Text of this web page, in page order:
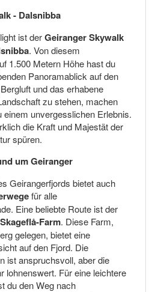
- Dalsnibba
ist derGeiranger Skywalk
. Von diesem
1.500 Metern Höhe hast du
Panoramablick auf den
und das erhabene
zu stehen, machen
einem unvergesslichen Erlebnis.
die Kraft und Majestät der
spüren.
um Geiranger
Geirangerfjords bietet auch
für alle
Eine beliebte Route ist der
Farm. Diese Farm,
gelegen, bietet eine
auf den Fjord. Die
ist anspruchsvoll, aber die
lohnenswert. Für eine leichtere
du den Weg nach